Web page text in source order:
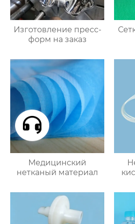
Изготовление пресс-
форм на заказ
Медицинский
нетканый материал